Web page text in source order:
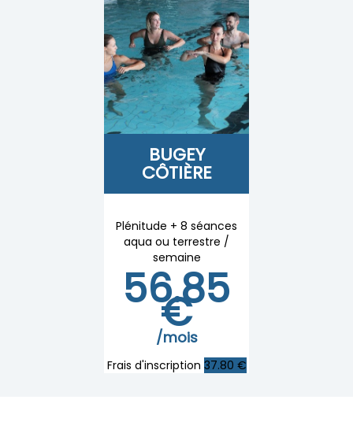
BUGEY
CÔTIÈRE
Plénitude + 8 séances
aqua ou terrestre /
semaine
56.85
€
/mois
Frais d'inscription 37.80 €